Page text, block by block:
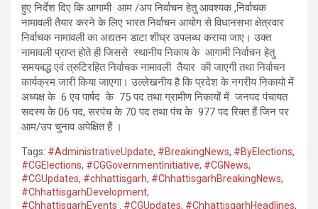
हुए निर्देश दिए कि आगामी आम /अप निर्वाचन हेतु आवश्यक ,निर्वाचक
नामावली तैयार करने के लिए भारत निर्वाचन आयोग से विधानसभा क्षेत्रवार
निर्वाचक नामावली का अद्यतन डाटा शीघ्र उपलब्ध कराया जाए। उक्त
नामावली प्राप्त होते ही जिससे स्थानीय निकाय के आगामी निर्वाचन हेतु
समयबद्ध एवं त्रुटिरहित निर्वाचक नामावली तैयार की जाएगी तथा निर्वाचन
कार्यक्रम जारी किया जाएगा। उल्लेखनीय है कि प्रदेश के नगरीय निकायो में
अध्यक्ष के 6 एव पार्षद के 75 पद तथा ग्रामीण निकायों में जनपद पंचायत
सदस्य के 06 पद, सरपंच के 70 पद तथा पंच के 977 पद रिक्त हैं जिन पर
आम/उप चुनाव अपेक्षित हैं ।
Tags: #AdministrativeUpdate, #BreakingNews, #ByElections,
#CGElections, #CGGovernmentInitiative, #CGNews,
#CGUpdates, #chhattisgarh, #ChhattisgarhBreakingNews,
#ChhattisgarhDevelopment,
#ChhattisgarhEvents . #CGUpdates, #ChhattisgarhHeadlines,